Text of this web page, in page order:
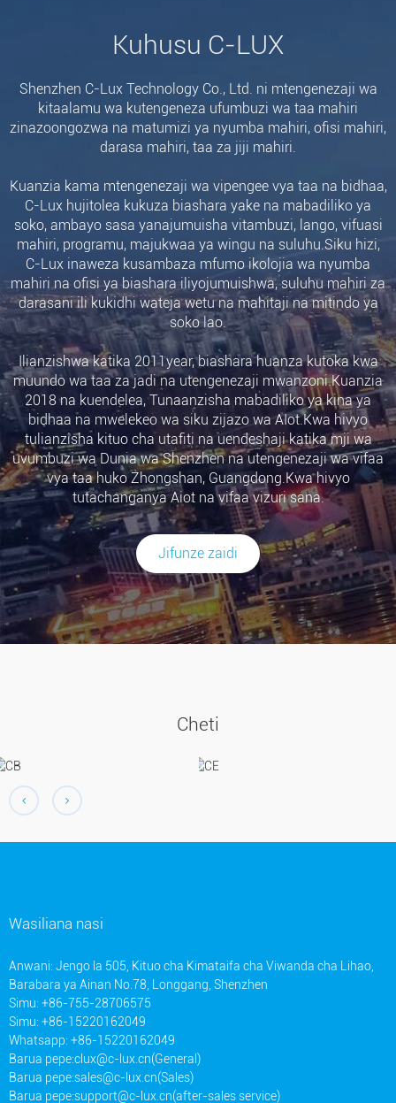
Kuhusu C-LUX
Shenzhen C-Lux Technology Co., Ltd. ni mtengenezaji wa
kitaalamu wa kutengeneza ufumbuzi wa taa mahiri
zinazoongozwa na matumizi ya nyumba mahiri, ofisi mahiri,
darasa mahiri, taa za jiji mahiri.
Kuanzia kama mtengenezaji wa vipengee vya taa na bidhaa,
C-Lux hujitolea kukuza biashara yake na mabadiliko ya
soko, ambayo sasa yanajumuisha vitambuzi, lango, vifuasi
mahiri, programu, majukwaa ya wingu na suluhu.Siku hizi,
C-Lux inaweza kusambaza mfumo ikolojia wa nyumba
mahiri na ofisi ya biashara iliyojumuishwa, suluhu mahiri za
darasani ili kukidhi wateja wetu na mahitaji na mitindo ya
soko lao.
Ilianzishwa katika 2011year, biashara huanza kutoka kwa
muundo wa taa za jadi na utengenezaji mwanzoni.Kuanzia
2018 na kuendelea, Tunaanzisha mabadiliko ya kina ya
bidhaa na mwelekeo wa siku zijazo wa AIot.Kwa hivyo
tulianzisha kituo cha utafiti na uendeshaji katika mji wa
uvumbuzi wa Dunia wa Shenzhen na utengenezaji wa vifaa
vya taa huko Zhongshan, Guangdong.Kwa hivyo
tutachanganya Aiot na vifaa vizuri sana.
Jifunze zaidi
Cheti
Wasiliana nasi
Anwani: Jengo la 505, Kituo cha Kimataifa cha Viwanda cha Lihao,
Barabara ya Ainan No.78, Longgang, Shenzhen
Simu: +86-755-28706575
Simu: +86-15220162049
Whatsapp: +86-15220162049
Barua pepe:clux@c-lux.cn(General)
Barua pepe:sales@c-lux.cn(Sales)
Barua pepe:support@c-lux.cn(after-sales service)